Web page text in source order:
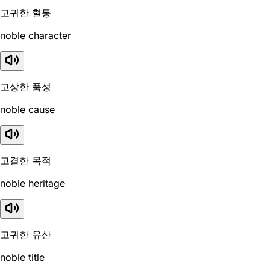
고귀한 혈통
noble character
고상한 품성
noble cause
고결한 목적
noble heritage
고귀한 유산
noble title